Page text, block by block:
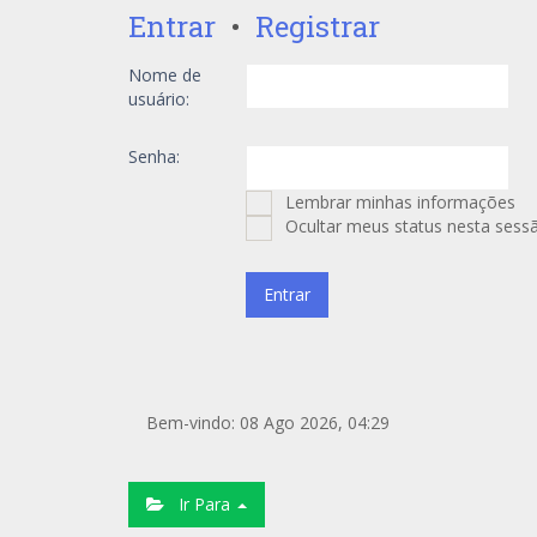
Entrar • Registrar
Nome de
usuário:
Senha:
Lembrar minhas informações
Ocultar meus status nesta
Bem-vindo: 08 Ago 2026, 04:29
Ir Para